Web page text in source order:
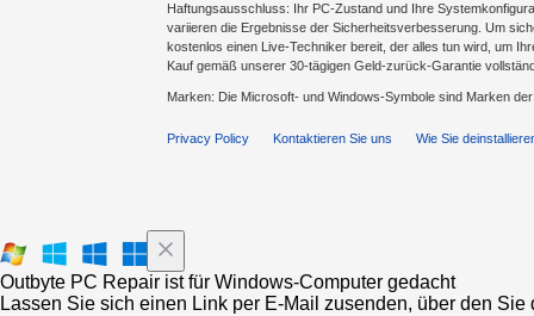
Haftungsausschluss: Ihr PC-Zustand und Ihre
variieren die Ergebnisse der Sicherheitsverbesserung. Um
kostenlos einen Live-Techniker bereit, der alles tun wird, um
Kauf gemäß unserer 30-tägigen Geld-zurück-Garantie
Marken: Die Microsoft- und Windows-Symbole sind Marken
Privacy Policy Kontaktieren Sie uns Wie Sie
Outbyte PC Repair ist für Windows-Computer gedacht
Lassen Sie sich einen Link per E-Mail zusenden, über den